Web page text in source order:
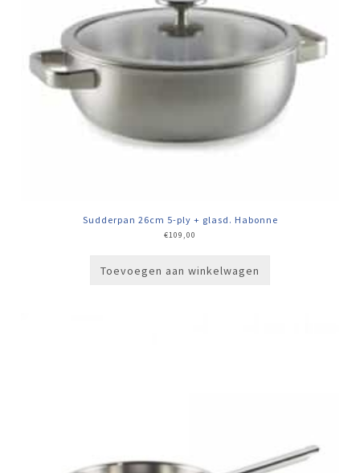
Sudderpan 26cm 5-ply + glasd. Habonne
€109,00
Toevoegen aan winkelwagen